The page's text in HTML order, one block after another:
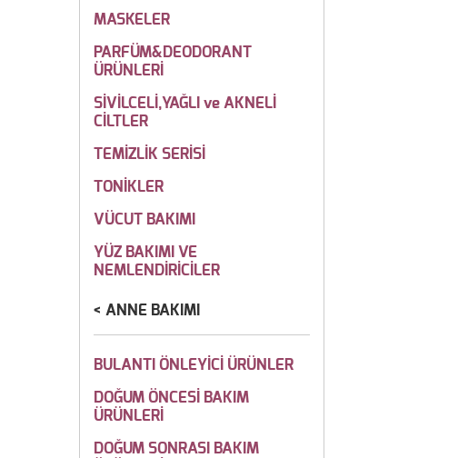
MASKELER
PARFÜM&DEODORANT
ÜRÜNLERİ
SİVİLCELİ,YAĞLI ve AKNELİ
CİLTLER
TEMİZLİK SERİSİ
TONİKLER
VÜCUT BAKIMI
YÜZ BAKIMI VE
NEMLENDİRİCİLER
ANNE BAKIMI
BULANTI ÖNLEYİCİ ÜRÜNLER
DOĞUM ÖNCESİ BAKIM
ÜRÜNLERİ
DOĞUM SONRASI BAKIM